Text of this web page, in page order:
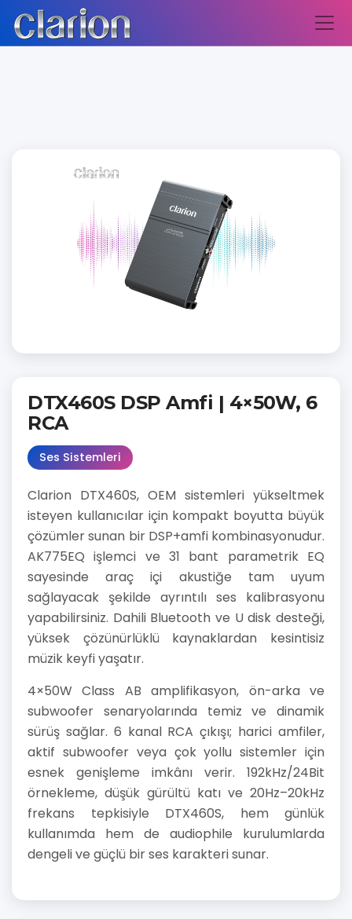
DTX460S DSP Amfi | 4×50W, 6
RCA
Ses Sistemleri
Clarion DTX460S, OEM sistemleri yükseltmek
isteyen kullanıcılar için kompakt boyutta büyük
çözümler sunan bir DSP+amfi kombinasyonudur.
AK775EQ işlemci ve 31 bant parametrik EQ
sayesinde araç içi akustiğe tam uyum
sağlayacak şekilde ayrıntılı ses kalibrasyonu
yapabilirsiniz. Dahili Bluetooth ve U disk desteği,
yüksek çözünürlüklü kaynaklardan kesintisiz
müzik keyfi yaşatır.
4×50W Class AB amplifikasyon, ön-arka ve
subwoofer senaryolarında temiz ve dinamik
sürüş sağlar. 6 kanal RCA çıkışı; harici amfiler,
aktif subwoofer veya çok yollu sistemler için
esnek genişleme imkânı verir. 192kHz/24Bit
örnekleme, düşük gürültü katı ve 20Hz–20kHz
frekans tepkisiyle DTX460S, hem günlük
kullanımda hem de audiophile kurulumlarda
dengeli ve güçlü bir ses karakteri sunar.